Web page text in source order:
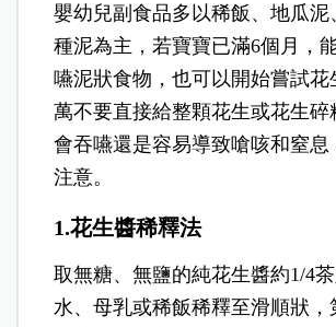
嬰幼兒副食品多以稀飯、地瓜泥
種泥為主，若寶寶已滿6個月，
嚥泥狀食物，也可以開始嘗試花
萬不要直接給整顆花生或花生碎
會吞嚥還是容易導致嗆咳和窒息
注意。
1.花生醬稀釋法
取無糖、無鹽的純花生醬約1/4
水、母乳或稀飯稀釋至滑順狀，